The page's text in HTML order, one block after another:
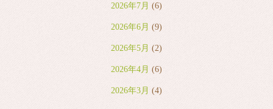
2026年7月 (6)
2026年6月 (9)
2026年5月 (2)
2026年4月 (6)
2026年3月 (4)